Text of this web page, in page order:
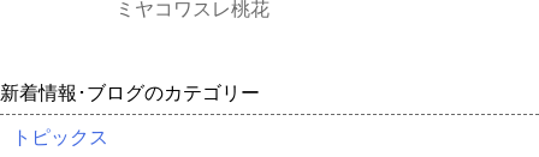
ミヤコワスレ桃花
新着情報･ブログのカテゴリー
トピックス